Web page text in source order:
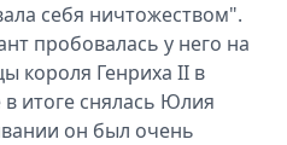
себя ничтожеством".
пробовалась у него на
короля Генриха II в
итоге снялась Юлия
он был очень